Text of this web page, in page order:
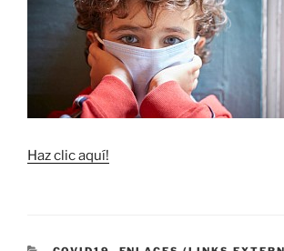
Haz clic aquí!